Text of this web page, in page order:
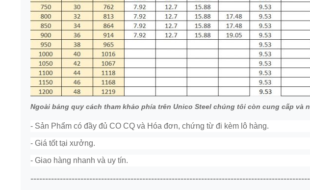
Ngoài bảng quy cách tham khảo phía trên Unico Steel chúng tôi còn cung cấp và
- Sản Phẩm có đầy đủ CO CQ và Hóa đơn, chứng từ đi kèm lô hàng.
- Giá tốt tại xưởng.
- Giao hàng nhanh và uy tín.